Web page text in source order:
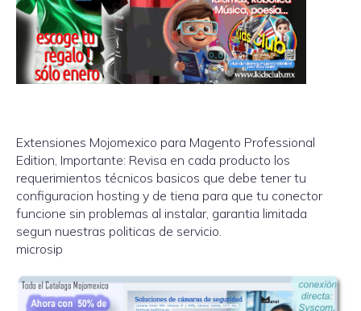
Extensiones Mojomexico para Magento Professional
Edition, Importante: Revisa en cada producto los
requerimientos técnicos basicos que debe tener tu
configuracion hosting y de tiena para que tu conector
funcione sin problemas al instalar, garantia limitada
segun nuestras politicas de servicio.
microsip